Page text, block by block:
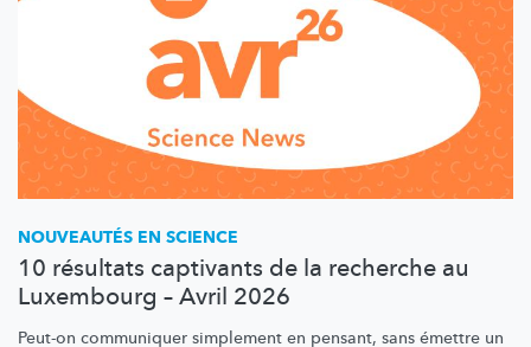
NOUVEAUTÉS EN SCIENCE
10 résultats captivants de la recherche au
Luxembourg – Avril 2026
Peut-on communiquer simplement en pensant, sans émettre un